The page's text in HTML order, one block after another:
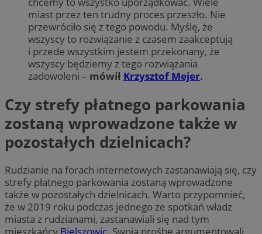
miast przez ten trudny proces przeszło. Nie
przewróciło się z tego powodu. Myślę, że
wszyscy to rozwiązanie z czasem zaakceptują
i przede wszystkim jestem przekonany, że
wszyscy będziemy z tego rozwiązania
zadowoleni – mówił Krzysztof Mejer.
Czy strefy płatnego parkowania
zostaną wprowadzone także w
pozostałych dzielnicach?
Rudzianie na forach internetowych zastanawiają się, czy
strefy płatnego parkowania zostaną wprowadzone
także w pozostałych dzielnicach. Warto przypomnieć,
że w 2019 roku podczas jednego ze spotkań władz
miasta z rudzianami, zastanawiali się nad tym